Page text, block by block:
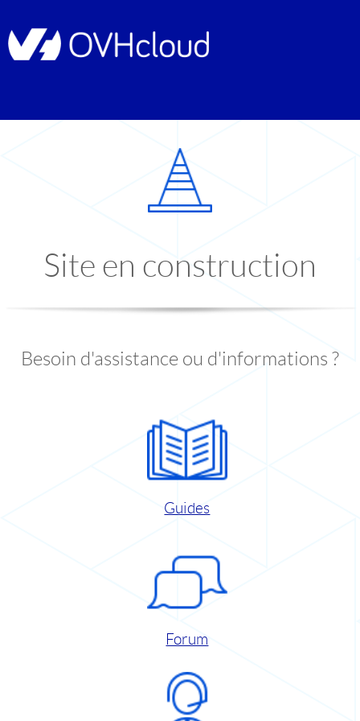
Site en construction
Besoin d'assistance ou d'informations ?
Guides
Forum